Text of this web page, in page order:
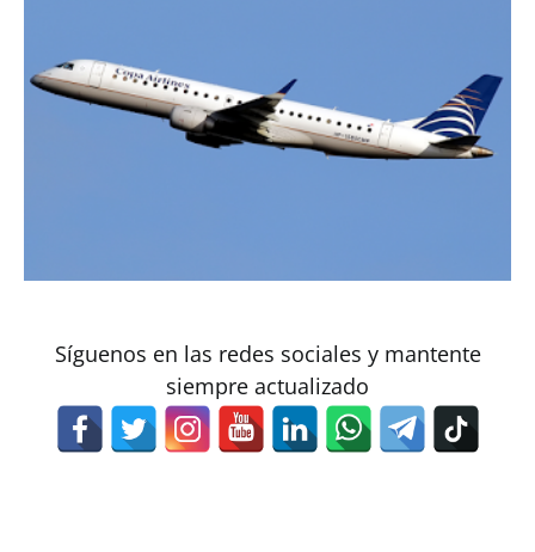
Síguenos en las redes sociales y mantente
siempre actualizado